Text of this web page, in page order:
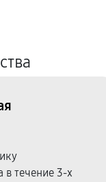
в течение 3-х